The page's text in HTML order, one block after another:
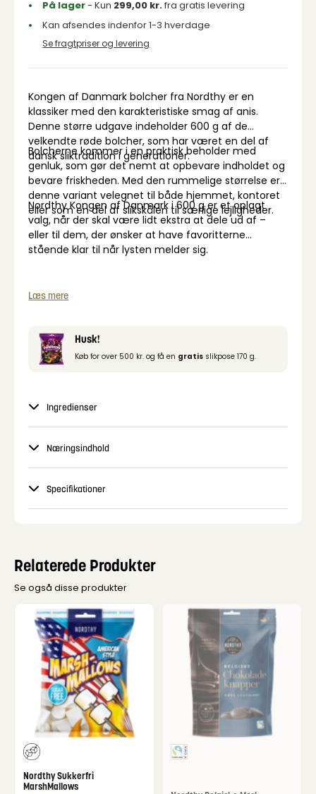
På lager- Kun 299,00 kr.fra gratis levering
Kan afsendes indenfor 1-3 hverdage
Se fragtpriser og levering
Kongen af Danmark bolcher fra Nordthy er en
klassiker med den karakteristiske smag af anis.
Denne større udgave indeholder 600 g af de
velkendte røde bolcher, som har været en del af
dansk sliktradition i generationer.
Bolcherne kommer i en praktisk beholder med
genluk, som gør det nemt at opbevare indholdet og
bevare friskheden. Med den rummelige størrelse er
denne variant velegnet til både hjemmet, kontoret
eller som en del af slikskålen til særlige lejligheder.
Nordthy Kongen af Danmark i 600 g er et oplagt
valg, når der skal være lidt ekstra at dele ud af –
eller til dem, der ønsker at have favoritterne
stående klar til når lysten melder sig.
Læs mere
Husk!
Køb for over 500 kr. og få en gratis slikpose 170 g.
Ingredienser
Næringsindhold
Specifikationer
Relaterede Produkter
Se også disse produkter
Nordthy Sukkerfri
MarshMallows